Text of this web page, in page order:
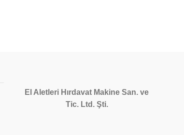
El Aletleri Hırdavat Makine San. ve
Tic. Ltd. Şti.